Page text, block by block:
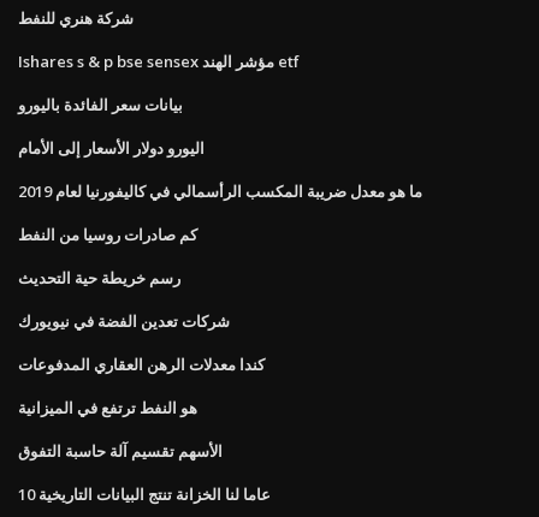
شركة هنري للنفط
Ishares s & p bse sensex مؤشر الهند etf
بيانات سعر الفائدة باليورو
اليورو دولار الأسعار إلى الأمام
ما هو معدل ضريبة المكسب الرأسمالي في كاليفورنيا لعام 2019
كم صادرات روسيا من النفط
رسم خريطة حية التحديث
شركات تعدين الفضة في نيويورك
كندا معدلات الرهن العقاري المدفوعات
هو النفط ترتفع في الميزانية
الأسهم تقسيم آلة حاسبة التفوق
10 عاما لنا الخزانة تنتج البيانات التاريخية